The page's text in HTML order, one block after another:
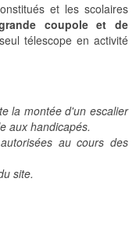
et les scolaires
coupole et de
télescope en activité
la montée d'un escalier
aux handicapés.
au cours des
site.